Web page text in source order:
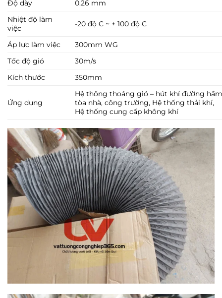
Độ dày
0.26 mm
Nhiệt độ làm
việc
-20 độ C ~ + 100 độ C
Áp lực làm việc
300mm WG
Tốc độ gió
30m/s
Kích thước
350mm
Ứng dụng
Hệ thống thoáng gió – hút khí đường
tòa nhà, công trường, Hệ thống thải khí,
Hệ thống cung cấp không khí